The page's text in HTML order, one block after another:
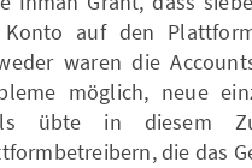
auf den
waren die
möglich, neue
übte in diesem
die das